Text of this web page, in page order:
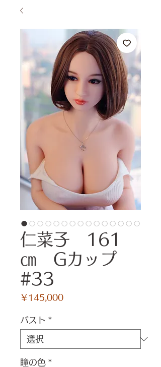
仁菜子 161
㎝ Gカップ
#33
￥145,000価
バスト *
瞳の色 *